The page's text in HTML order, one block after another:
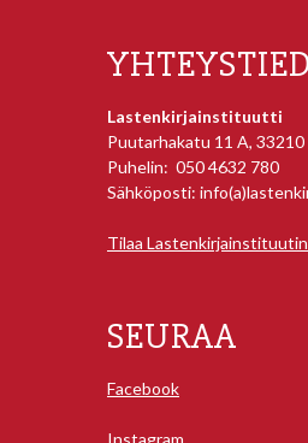
Lastenkirjainstituutti
Puutarhakatu 11 A, 33210
Puhelin: 050 4632 780
Sähköposti:
Tilaa
SEURAA
Facebook
Instagram